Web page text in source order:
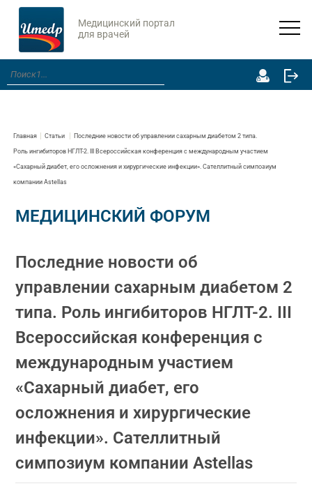
Медицинский портал
для врачей
Главная Статьи Последние новости об управлении сахарным диабетом 2 типа.
Роль ингибиторов НГЛТ-2. III Всероссийская конференция с международным участием
«Сахарный диабет, его осложнения и хирургические инфекции». Сателлитный симпозиум
компании Astellas
МЕДИЦИНСКИЙ ФОРУМ
Последние новости об
управлении сахарным диабетом 2
типа. Роль ингибиторов НГЛТ-2. III
Всероссийская конференция с
международным участием
«Сахарный диабет, его
осложнения и хирургические
инфекции». Сателлитный
симпозиум компании Astellas